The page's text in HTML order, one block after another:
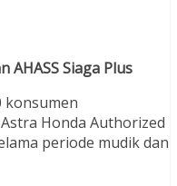
AHASS Siaga Plus
konsumen
Honda Authorized
periode mudik dan